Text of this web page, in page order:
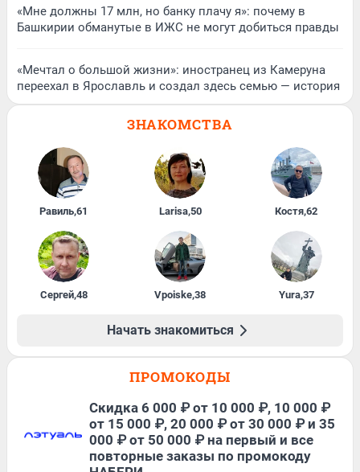
«Мне должны 17 млн, но банку плачу я»: почему в
Башкирии обманутые в ИЖС не могут добиться правды
«Мечтал о большой жизни»: иностранец из Камеруна
переехал в Ярославль и создал здесь семью — история
ЗНАКОМСТВА
Равиль,61 Larisa,50 Костя,62
Сергей,48 Vpoiske,38 Yura,37
Начать знакомиться
ПРОМОКОДЫ
Скидка 6 000 ₽ от 10 000 ₽, 10 000 ₽
от 15 000 ₽, 20 000 ₽ от 30 000 ₽ и 35
000 ₽ от 50 000 ₽ на первый и все
повторные заказы по промокоду